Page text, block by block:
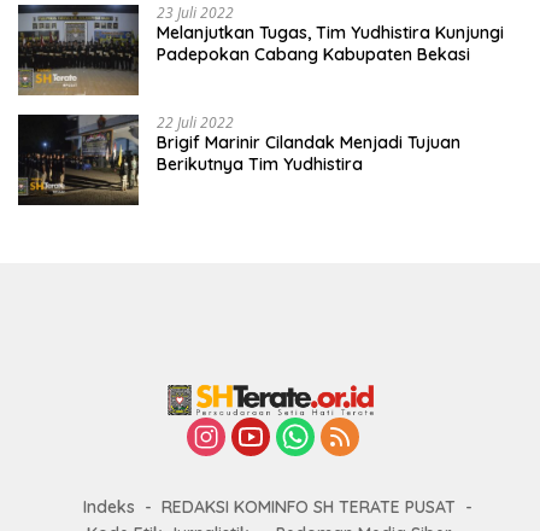
23 Juli 2022
Melanjutkan Tugas, Tim Yudhistira Kunjungi
Padepokan Cabang Kabupaten Bekasi
22 Juli 2022
Brigif Marinir Cilandak Menjadi Tujuan
Berikutnya Tim Yudhistira
Indeks
REDAKSI KOMINFO SH TERATE PUSAT